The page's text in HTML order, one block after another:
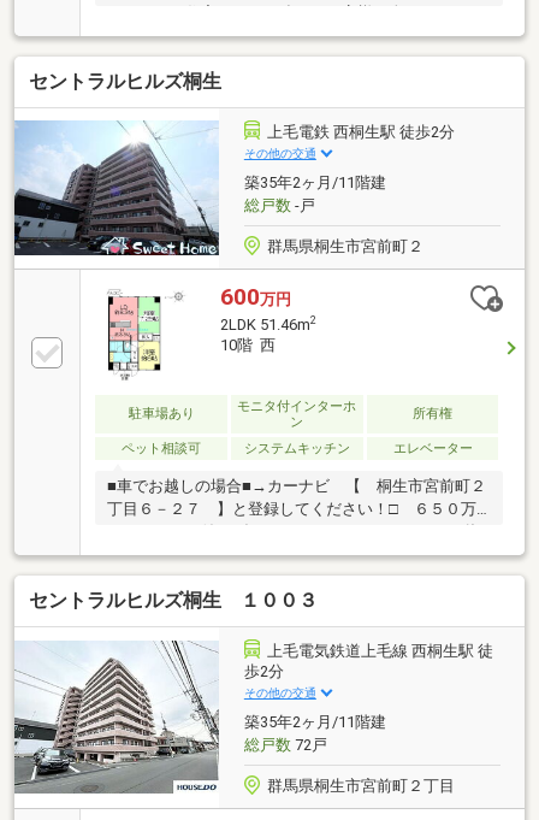
ります。・住宅ローンに強く、お客様一人ひとりにあ
ったご提案をさせていただきます。・スタッフ一同、
誠心誠意ご対応させていただきます！◆経験知識が豊
富なスタッフが在籍！迅速な対応を心掛けておりま
す。・お問合せを受けてから即日ご対応をさせていた
だきます。・その他物件情報も多数ございます！お気
軽にお問い合わせください。
セントラルヒルズ桐生
上毛電鉄 西桐生駅 徒歩2分
その他の交通
築35年2ヶ月/11階建
総戸数-戸
群馬県桐生市宮前町２
600万円
2LDK 51.46m2
10階 西
駐車場あり
モニタ付インターホ
ン
所有権
ペット相談可 システムキッチン エレベーター
■車でお越しの場合■→カーナビ 【 桐生市宮前町２
丁目６－２７ 】と登録してください！□ ６５０万
→６００万へ値下げしました♪■ セントラルヒルズ桐
生♪■ 通勤通学に便利なアクセス♪■ 桐生駅まで徒歩
５分♪■ 生活感が隠せる扉付の洗濯機置き場♪■ 内覧
可能です♪※ 近隣貸し駐車場あり＊＊☆＊＊ ーー
Ｌｉｆｅ Ｉｎｆｏｒｍａｔｉｏｎ ーー ＊＊☆＊
＊□ 西小学校：徒歩９分♪□ 中央中学校：徒歩１５
分♪□ セブンイレブン西桐生駅前店：徒歩３分♪□ 桐
生宮前町郵便局：徒歩６分♪□ ＭＥＧＡドン・キホー
テ桐生店：徒歩５分♪
セントラルヒルズ桐生 １００３
上毛電気鉄道上毛線 西桐生駅 徒
歩2分
その他の交通
築35年2ヶ月/11階建
総戸数72戸
群馬県桐生市宮前町２丁目